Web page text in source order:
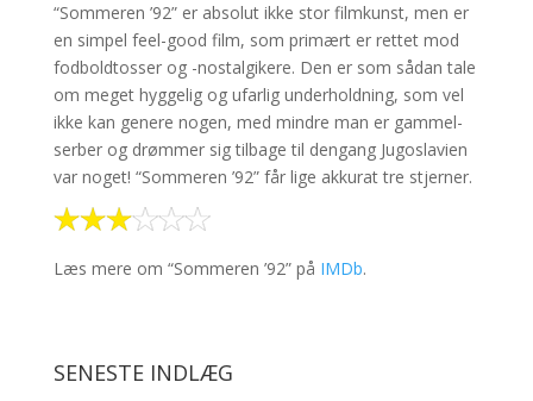
“Sommeren ’92” er absolut ikke stor filmkunst, men er
en simpel feel-good film, som primært er rettet mod
fodboldtosser og -nostalgikere. Den er som sådan tale
om meget hyggelig og ufarlig underholdning, som vel
ikke kan genere nogen, med mindre man er gammel-
serber og drømmer sig tilbage til dengang Jugoslavien
var noget! “Sommeren ’92” får lige akkurat tre stjerner.
Læs mere om “Sommeren ’92” på IMDb.
SENESTE INDLÆG